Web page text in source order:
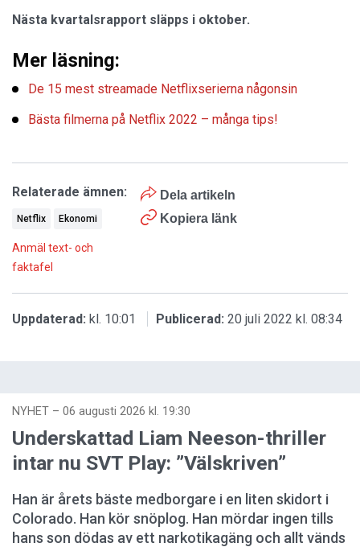
Nästa kvartalsrapport släpps i oktober.
Mer läsning:
De 15 mest streamade Netflixserierna någonsin
Bästa filmerna på Netflix 2022 – många tips!
Dela artikeln
Kopiera länk
Relaterade ämnen:
Netflix Ekonomi
Anmäl text- och
faktafel
Uppdaterad: kl. 10:01 Publicerad: 20 juli 2022 kl. 08:34
NYHET – 06 augusti 2026 kl. 19:30
Underskattad Liam Neeson-thriller
intar nu SVT Play: ”Välskriven”
Han är årets bäste medborgare i en liten skidort i
Colorado. Han kör snöplog. Han mördar ingen tills
hans son dödas av ett narkotikagäng och allt vänds